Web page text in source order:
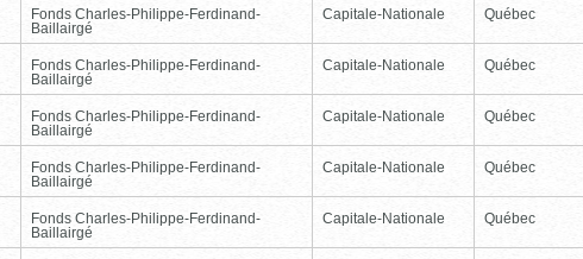
Fonds Charles-Philippe-Ferdinand-
Baillairgé
Capitale-Nationale Québec
Fonds Charles-Philippe-Ferdinand-
Baillairgé
Capitale-Nationale Québec
Fonds Charles-Philippe-Ferdinand-
Baillairgé
Capitale-Nationale Québec
Fonds Charles-Philippe-Ferdinand-
Baillairgé
Capitale-Nationale Québec
Fonds Charles-Philippe-Ferdinand-
Baillairgé
Capitale-Nationale Québec